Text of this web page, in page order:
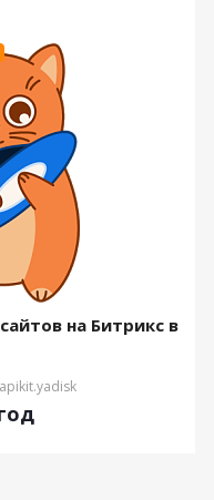
на Битрикс в
apikit.yadisk